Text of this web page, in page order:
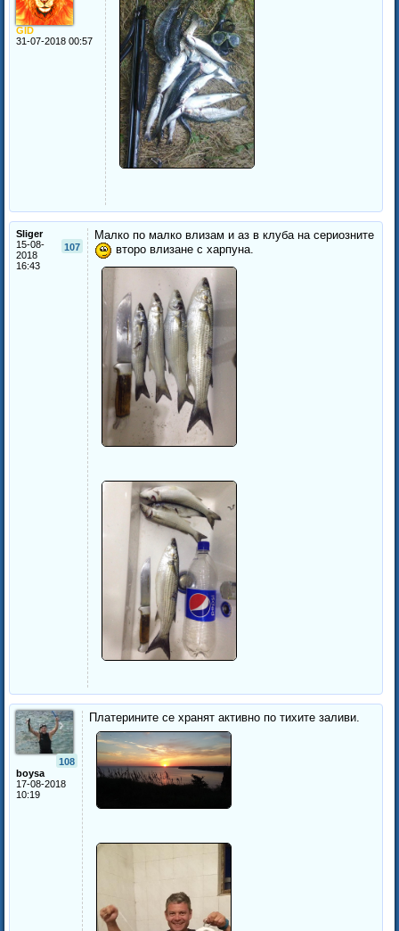
GID
31-07-2018 00:57
Sliger
107
15-08-
2018
16:43
Малко по малко влизам и аз в клуба на сериозните
второ влизане с харпуна.
108
boysa
17-08-2018
10:19
Платерините се хранят активно по тихите заливи.